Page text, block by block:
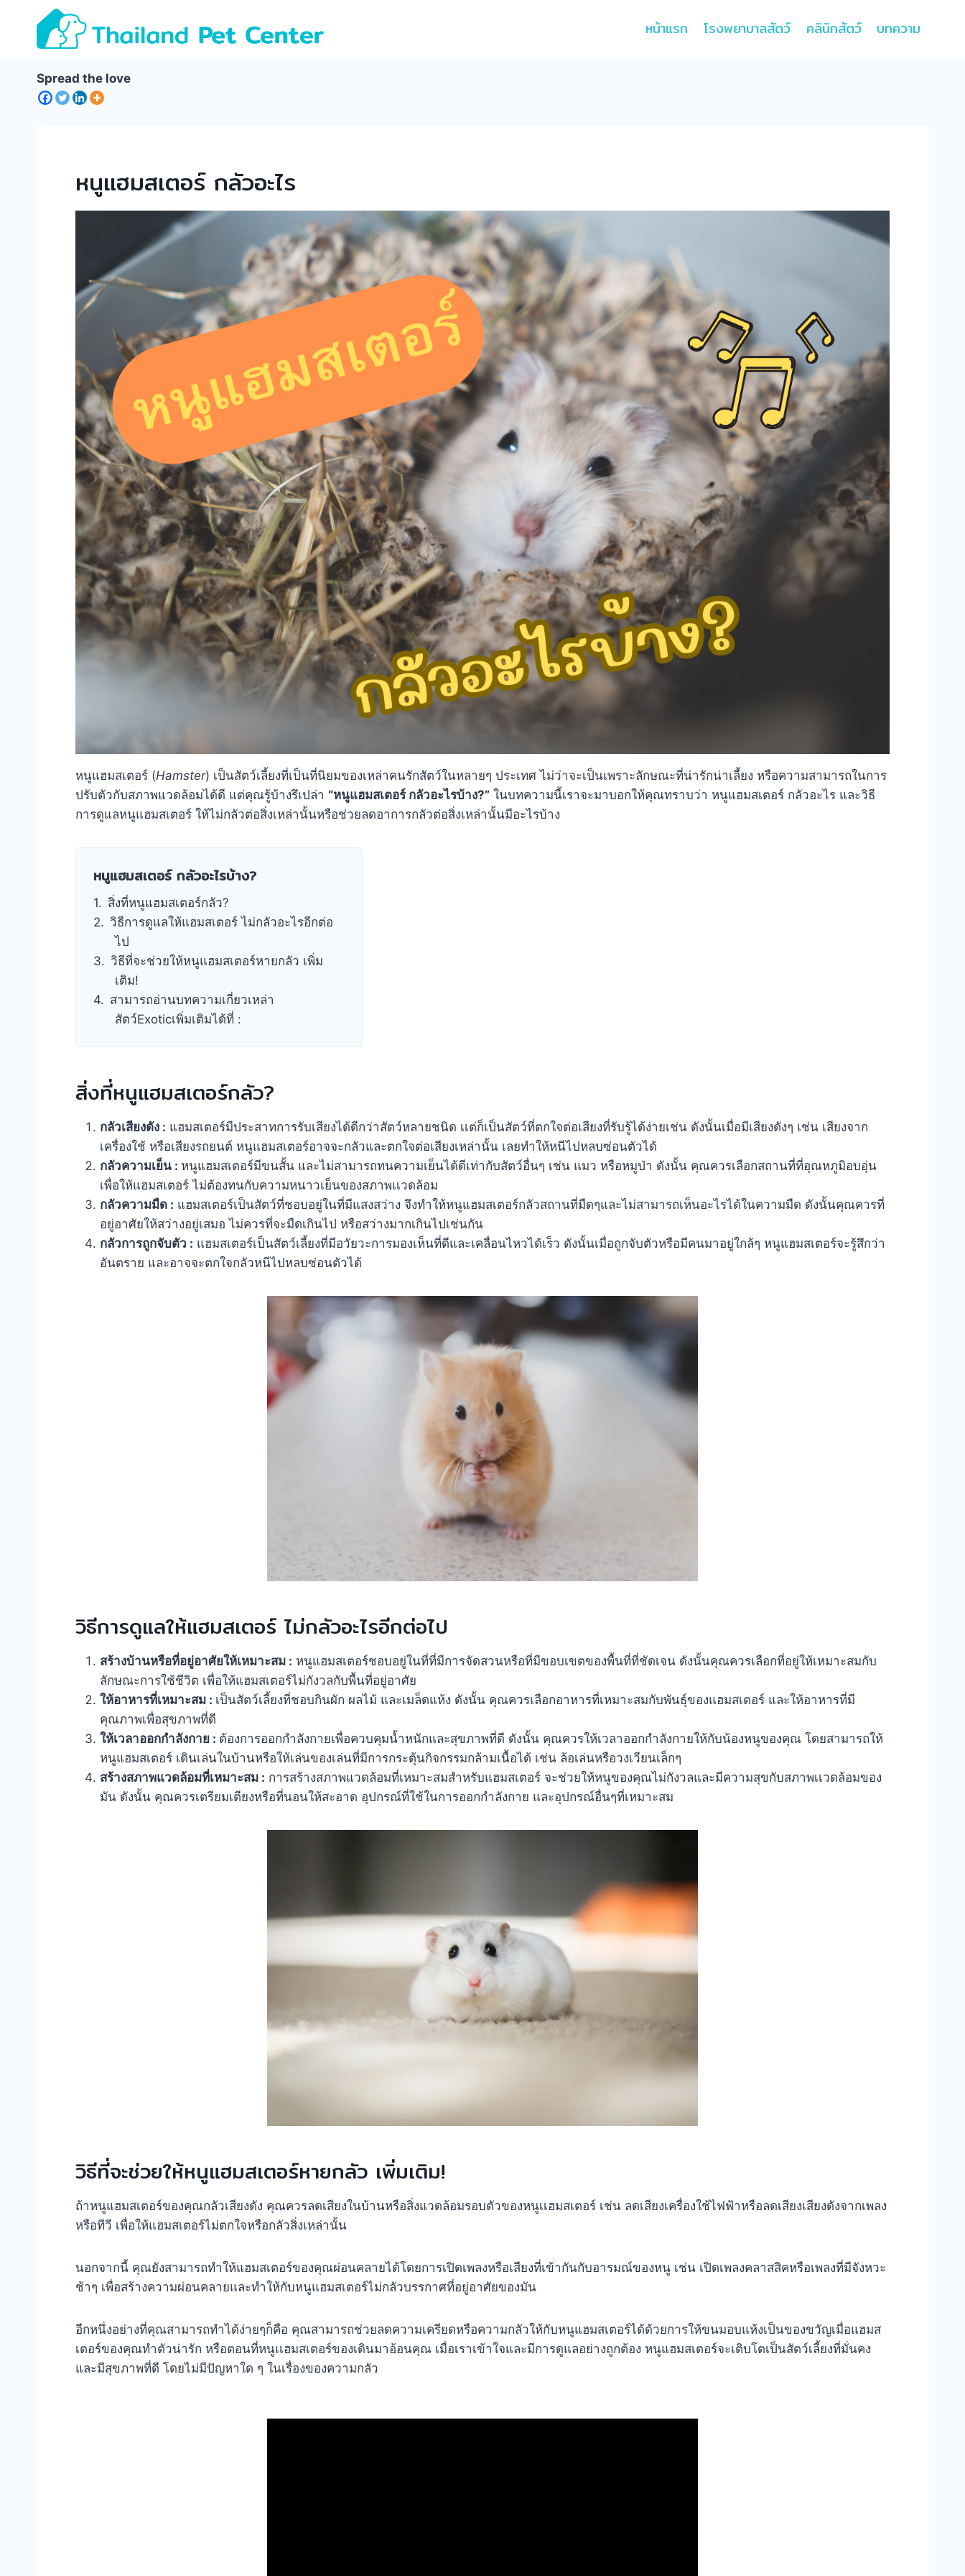
content
หน้าแรก โรงพยาบาลสัตว์ คลินิกสัตว์ บทความ
Spread the love
หนูแฮมสเตอร์ กลัวอะไร
หนูแฮมสเตอร์ (Hamster) เป็นสัตว์เลี้ยงที่เป็นที่นิยมของเหล่าคนรักสัตว์ในหลายๆ ประเทศ ไม่ว่าจะเป็นเพราะลักษณะที่น่ารักน่าเลี้ยง หรือความสามารถในการ
ปรับตัวกับสภาพแวดล้อมได้ดี แต่คุณรู้บ้างรึเปล่า “หนูแฮมสเตอร์ กลัวอะไรบ้าง?” ในบทความนี้เราจะมาบอกให้คุณทราบว่า หนูแฮมสเตอร์ กลัวอะไร และวิธี
การดูแลหนูแฮมสเตอร์ ให้ไม่กลัวต่อสิ่งเหล่านั้นหรือช่วยลดอาการกลัวต่อสิ่งเหล่านั้นมีอะไรบ้าง
หนูแฮมสเตอร์ กลัวอะไรบ้าง?
สิ่งที่หนูแฮมสเตอร์กลัว?
วิธีการดูแลให้แฮมสเตอร์ ไม่กลัวอะไรอีกต่อ
ไป
วิธีที่จะช่วยให้หนูแฮมสเตอร์หายกลัว เพิ่ม
เติม!
สามารถอ่านบทความเกี่ยวเหล่า
สัตว์Exoticเพิ่มเติมได้ที่ :
สิ่งที่หนูแฮมสเตอร์กลัว?
กลัวเสียงดัง : แฮมสเตอร์มีประสาทการรับเสียงได้ดีกว่าสัตว์หลายชนิด เเต่ก็เป็นสัตว์ที่ตกใจต่อเสียงที่รับรู้ได้ง่ายเช่น ดังนั้นเมื่อมีเสียงดังๆ เช่น เสียงจาก
เครื่องใช้ หรือเสียงรถยนต์ หนูแฮมสเตอร์อาจจะกลัวและตกใจต่อเสียงเหล่านั้น เลยทำให้หนีไปหลบซ่อนตัวได้
กลัวความเย็น : หนูแฮมสเตอร์มีขนสั้น และไม่สามารถทนความเย็นได้ดีเท่ากับสัตว์อื่นๆ เช่น แมว หรือหมูป่า ดังนั้น คุณควรเลือกสถานที่ที่อุณหภูมิอบอุ่น
เพื่อให้แฮมสเตอร์ ไม่ต้องทนกับความหนาวเย็นของสภาพเเวดล้อม
กลัวความมืด : แฮมสเตอร์เป็นสัตว์ที่ชอบอยู่ในที่มีแสงสว่าง จึงทำให้หนูแฮมสเตอร์กลัวสถานที่มืดๆและไม่สามารถเห็นอะไรได้ในความมืด ดังนั้นคุณควรที่
อยู่อาศัยให้สว่างอยู่เสมอ ไม่ควรที่จะมืดเกินไป หรือสว่างมากเกินไปเช่นกัน
กลัวการถูกจับตัว : แฮมสเตอร์เป็นสัตว์เลี้ยงที่มีอวัยวะการมองเห็นที่ดีและเคลื่อนไหวได้เร็ว ดังนั้นเมื่อถูกจับตัวหรือมีคนมาอยู่ใกล้ๆ หนูแฮมสเตอร์จะรู้สึกว่า
อันตราย และอาจจะตกใจกลัวหนีไปหลบซ่อนตัวได้
วิธีการดูแลให้แฮมสเตอร์ ไม่กลัวอะไรอีกต่อไป
สร้างบ้านหรือที่อยู่อาศัยให้เหมาะสม : หนูแฮมสเตอร์ชอบอยู่ในที่ที่มีการจัดสวนหรือที่มีขอบเขตของพื้นที่ที่ชัดเจน ดังนั้นคุณควรเลือกที่อยู่ให้เหมาะสมกับ
ลักษณะการใช้ชีวิต เพื่อให้แฮมสเตอร์ไม่กังวลกับพื้นที่อยู่อาศัย
ให้อาหารที่เหมาะสม : เป็นสัตว์เลี้ยงที่ชอบกินผัก ผลไม้ และเมล็ดแห้ง ดังนั้น คุณควรเลือกอาหารที่เหมาะสมกับพันธุ์ของแฮมสเตอร์ และให้อาหารที่มี
คุณภาพเพื่อสุขภาพที่ดี
ให้เวลาออกกำลังกาย : ต้องการออกกำลังกายเพื่อควบคุมน้ำหนักและสุขภาพที่ดี ดังนั้น คุณควรให้เวลาออกกำลังกายให้กับน้องหนูของคุณ โดยสามารถให้
หนูแฮมสเตอร์ เดินเล่นในบ้านหรือให้เล่นของเล่นที่มีการกระตุ้นกิจกรรมกล้ามเนื้อได้ เช่น ล้อเล่นหรือวงเวียนเล็กๆ
สร้างสภาพแวดล้อมที่เหมาะสม : การสร้างสภาพแวดล้อมที่เหมาะสมสำหรับแฮมสเตอร์ จะช่วยให้หนูของคุณไม่กังวลและมีความสุขกับสภาพเเวดล้อมของ
มัน ดังนั้น คุณควรเตรียมเตียงหรือที่นอนให้สะอาด อุปกรณ์ที่ใช้ในการออกกำลังกาย และอุปกรณ์อื่นๆที่เหมาะสม
วิธีที่จะช่วยให้หนูแฮมสเตอร์หายกลัว เพิ่มเติม!
ถ้าหนูแฮมสเตอร์ของคุณกลัวเสียงดัง คุณควรลดเสียงในบ้านหรือสิ่งแวดล้อมรอบตัวของหนูเเฮมสเตอร์ เช่น ลดเสียงเครื่องใช้ไฟฟ้าหรือลดเสียงเสียงดังจากเพลง
หรือทีวี เพื่อให้แฮมสเตอร์ไม่ตกใจหรือกลัวสิ่งเหล่านั้น
นอกจากนี้ คุณยังสามารถทำให้แฮมสเตอร์ของคุณผ่อนคลายได้โดยการเปิดเพลงหรือเสียงที่เข้ากันกับอารมณ์ของหนู เช่น เปิดเพลงคลาสสิคหรือเพลงที่มีจังหวะ
ช้าๆ เพื่อสร้างความผ่อนคลายและทำให้กับหนูแฮมสเตอร์ไม่กลัวบรรกาศที่อยู่อาศัยของมัน
อีกหนึ่งอย่างที่คุณสามารถทำได้ง่ายๆก็คือ คุณสามารถช่วยลดความเครียดหรือความกลัวให้กับหนูแฮมสเตอร์ได้ด้วยการให้ขนมอบแห้งเป็นของขวัญเมื่อแฮมส
เตอร์ของคุณทำตัวน่ารัก หรือตอนที่หนูเเฮมสเตอร์ของเดินมาอ้อนคุณ เมื่อเราเข้าใจและมีการดูแลอย่างถูกต้อง หนูแฮมสเตอร์จะเติบโตเป็นสัตว์เลี้ยงที่มั่นคง
และมีสุขภาพที่ดี โดยไม่มีปัญหาใด ๆ ในเรื่องของความกลัว